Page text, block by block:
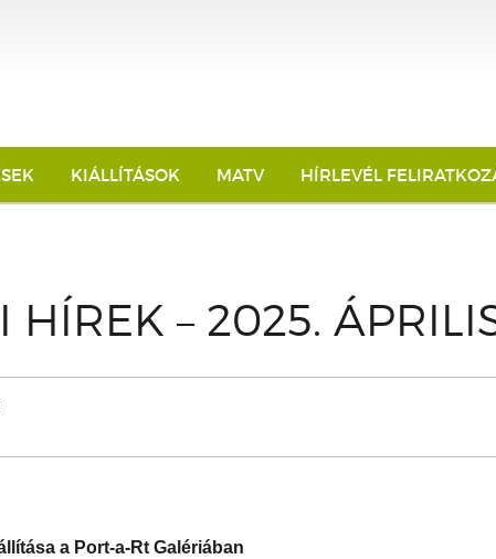
KIÁLLÍTÁSOK MATV HÍRLEVÉL
HÍREK – 2025.
a Port-a-Rt Galériában